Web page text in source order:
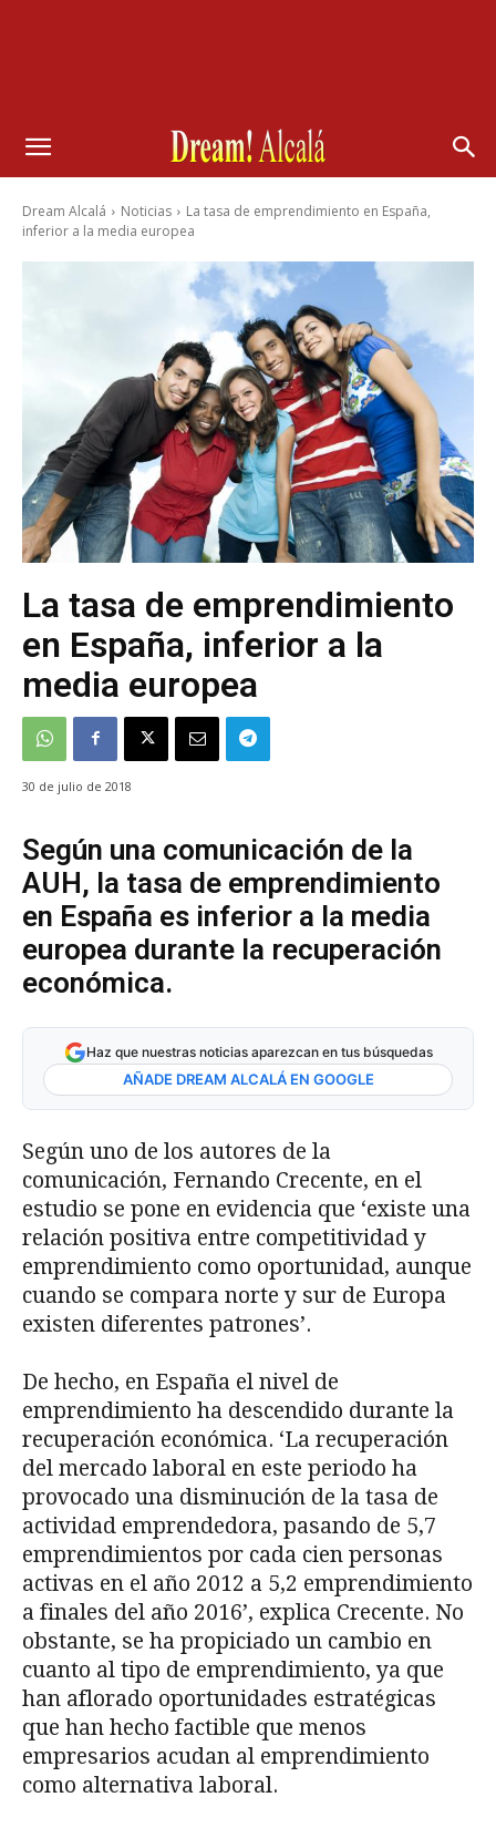
Dream Alcalá Noticias
La tasa de emprendimiento en España,
inferior a la media europea
La tasa de emprendimiento
en España, inferior a la
media europea
30 de julio de 2018
Según una comunicación de la
AUH, la tasa de emprendimiento
en España es inferior a la media
europea durante la recuperación
económica.
Haz que nuestras noticias aparezcan en tus búsquedas
AÑADE DREAM ALCALÁ EN GOOGLE
Según uno de los autores de la
comunicación, Fernando Crecente, en el
estudio se pone en evidencia que ‘existe una
relación positiva entre competitividad y
emprendimiento como oportunidad, aunque
cuando se compara norte y sur de Europa
existen diferentes patrones’.
De hecho, en España el nivel de
emprendimiento ha descendido durante la
recuperación económica. ‘La recuperación
del mercado laboral en este periodo ha
provocado una disminución de la tasa de
actividad emprendedora, pasando de 5,7
emprendimientos por cada cien personas
activas en el año 2012 a 5,2 emprendimiento
a finales del año 2016’, explica Crecente. No
obstante, se ha propiciado un cambio en
cuanto al tipo de emprendimiento, ya que
han aflorado oportunidades estratégicas
que han hecho factible que menos
empresarios acudan al emprendimiento
como alternativa laboral.